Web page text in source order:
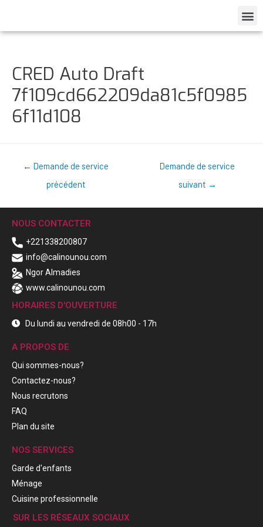
CRED Auto Draft
7f109cd662209da81c5f0985
6f11d108
← Demande de service
précédent
Demande de service
suivant →
NOUS CONTACTER
+221338200807
info@calinounou.com
Ngor Almadies
www.calinounou.com
HORAIRES D'OUVERTURE
Du lundi au vendredi de 08h00 - 17h
A PROPOS DE
Qui sommes-nous?
Contactez-nous?
Nous recrutons
FAQ
Plan du site
NOS SERVICES
Garde d'enfants
Ménage
Cuisine professionnelle
SUR LES RÉSEAUX SOCIAUX